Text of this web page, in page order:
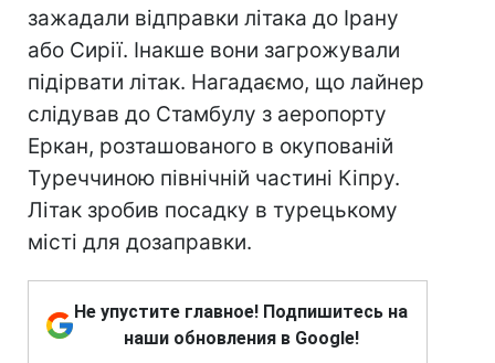
зажадали відправки літака до Ірану
або Сирії. Інакше вони загрожували
підірвати літак. Нагадаємо, що лайнер
слідував до Стамбулу з аеропорту
Еркан, розташованого в окупованій
Туреччиною північній частині Кіпру.
Літак зробив посадку в турецькому
місті для дозаправки.
Не упустите главное! Подпишитесь на
наши обновления в Google!